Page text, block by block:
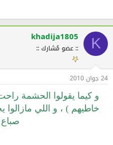
K
khadija1805
:: عضو مُشارك ::
24 جوان 2010
و كيما يقولوا الحشمة
خاطيهم ) ، و اللي